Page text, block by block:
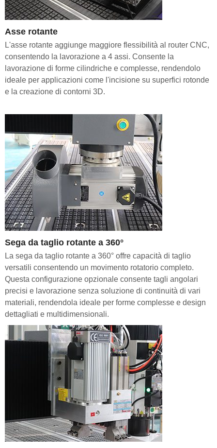
Asse rotante
L'asse rotante aggiunge maggiore flessibilità al router CNC,
consentendo la lavorazione a 4 assi. Consente la
lavorazione di forme cilindriche e complesse, rendendolo
ideale per applicazioni come l'incisione su superfici rotonde
e la creazione di contorni 3D.
Sega da taglio rotante a 360°
La sega da taglio rotante a 360° offre capacità di taglio
versatili consentendo un movimento rotatorio completo.
Questa configurazione opzionale consente tagli angolari
precisi e lavorazione senza soluzione di continuità di vari
materiali, rendendola ideale per forme complesse e design
dettagliati e multidimensionali.